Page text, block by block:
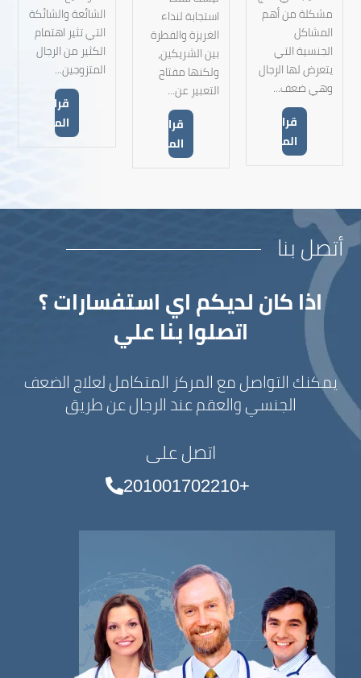
مشكلة من أهم
المشاكل
الجنسية التي
يتعرض لها الرجال
وهي ضعف...
قراءة
المزيد
استجابة لنداء
الغريزة والفطرة
بين الشريكين،
ولكنها مفتاح
التعبير عن...
قراءة
المزيد
الشائعة والشائكة
التي تثير اهتمام
الكثير من الرجال
المتزوجين...
قراءة
المزيد
أتصل بنا
اذا كان لديكم اي استفسارات ؟
اتصلوا بنا علي
يمكنك التواصل مع المركز المتكامل لعلاج الضعف
الجنسي والعقم عند الرجال عن طريق
اتصل على
+201001702210